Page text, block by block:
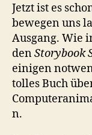
Jetzt ist es
bewegen uns
Ausgang. Wie
denStorybook
einigen
tolles Buch
n.